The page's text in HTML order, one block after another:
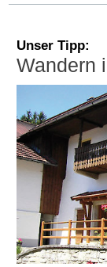
Unser Tipp:
Wandern